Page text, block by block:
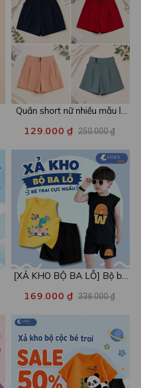
Quần short nữ nhiều mẫu lẻ
còn 99k/c - Loza XA016
129.000 ₫ 250.000 ₫
[XẢ KHO BỘ BA LỖ] Bộ ba
size từ 15-40kg - Quần áo
bé trai - Loza Kids XABL01
169.000 ₫ 338.000 ₫